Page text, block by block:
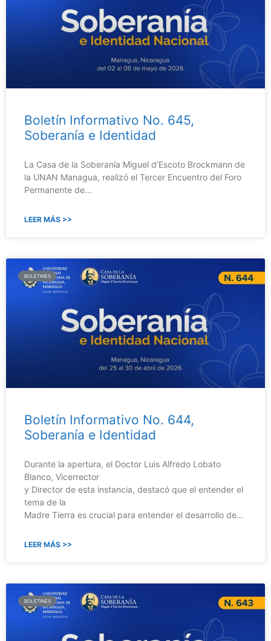
Boletín Informativo No. 645,
Soberanía e Identidad
La Casa de la Soberanía Miguel d’Escoto Brockmann de
la UNAN Managua, realizó el Tercer Encuentro del Foro
Permanente de…
LEER MÁS >>
BOLETINES
Boletín Informativo No. 644,
Soberanía e Identidad
Durante la apertura, el Doctor Luis Alfredo Lobato
Blanco, Vicerrector
y Director de esta instancia, destacó que el entender el
tema de la
Madre Tierra es crucial para entender el desarrollo de…
LEER MÁS >>
BOLETINES